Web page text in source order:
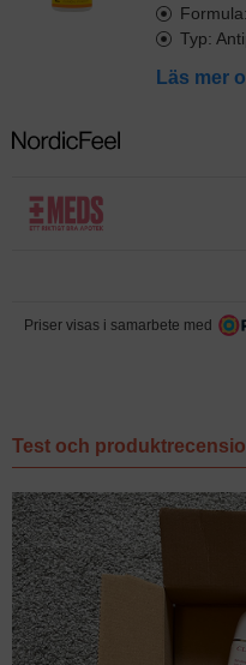
Typ:
Läs mer
Priser visas i samarbete med
Test och